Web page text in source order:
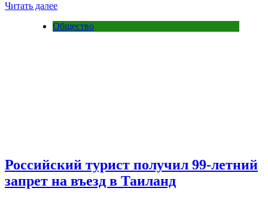
Читать далее
Общество
Российский турист получил 99-летний
запрет на въезд в Таиланд